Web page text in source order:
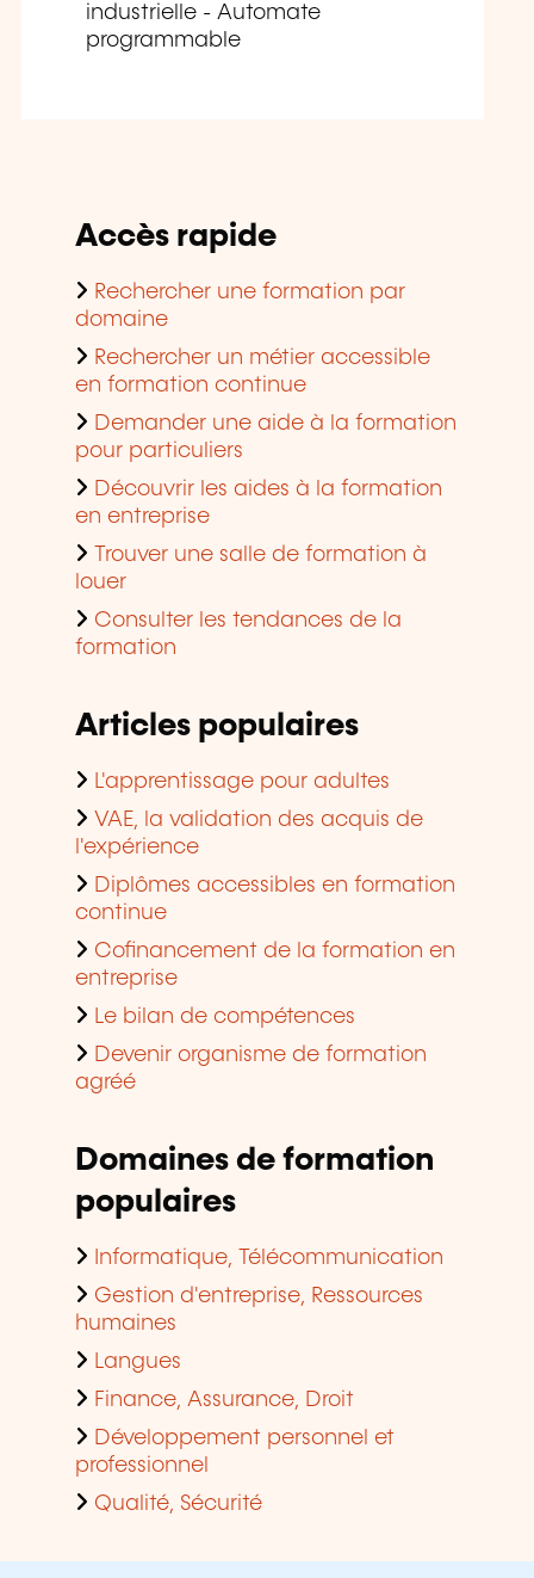
industrielle - Automate
programmable
Accès rapide
Rechercher une formation par
domaine
Rechercher un métier accessible
en formation continue
Demander une aide à la formation
pour particuliers
Découvrir les aides à la formation
en entreprise
Trouver une salle de formation à
louer
Consulter les tendances de la
formation
Articles populaires
L'apprentissage pour adultes
VAE, la validation des acquis de
l'expérience
Diplômes accessibles en formation
continue
Cofinancement de la formation en
entreprise
Le bilan de compétences
Devenir organisme de formation
agréé
Domaines de formation
populaires
Informatique, Télécommunication
Gestion d'entreprise, Ressources
humaines
Langues
Finance, Assurance, Droit
Développement personnel et
professionnel
Qualité, Sécurité